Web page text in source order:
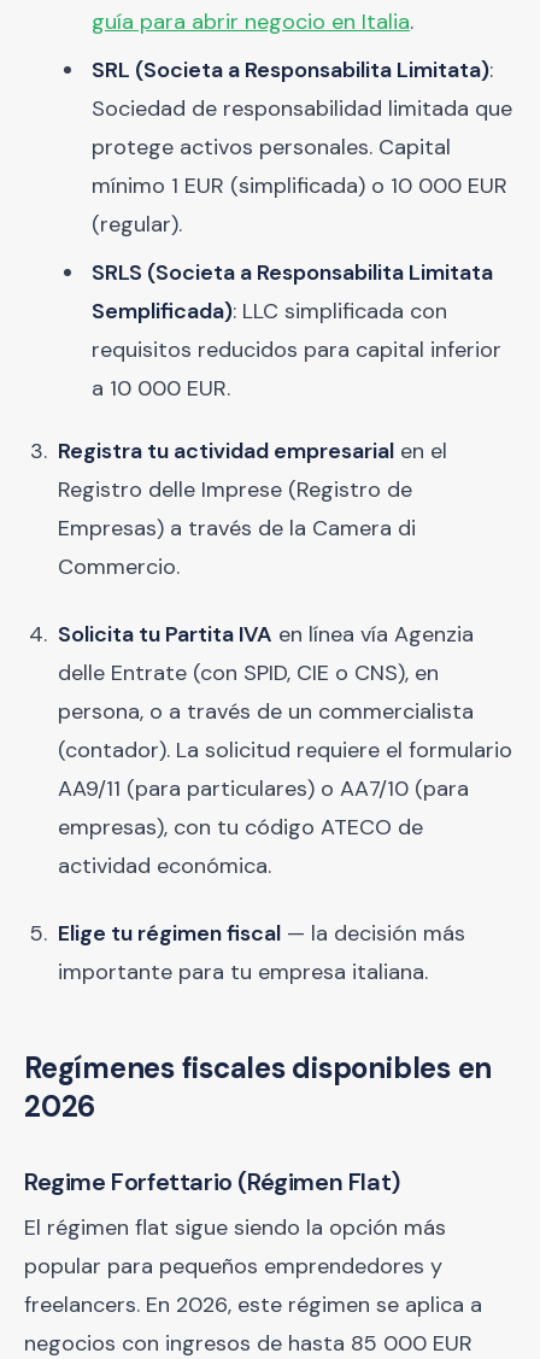
guía para abrir negocio en Italia.
SRL (Societa a Responsabilita Limitata):
Sociedad de responsabilidad limitada que
protege activos personales. Capital
mínimo 1 EUR (simplificada) o 10 000 EUR
(regular).
SRLS (Societa a Responsabilita Limitata
Semplificada): LLC simplificada con
requisitos reducidos para capital inferior
a 10 000 EUR.
Registra tu actividad empresarial en el
Registro delle Imprese (Registro de
Empresas) a través de la Camera di
Commercio.
Solicita tu Partita IVA en línea vía Agenzia
delle Entrate (con SPID, CIE o CNS), en
persona, o a través de un commercialista
(contador). La solicitud requiere el formulario
AA9/11 (para particulares) o AA7/10 (para
empresas), con tu código ATECO de
actividad económica.
Elige tu régimen fiscal — la decisión más
importante para tu empresa italiana.
Regímenes fiscales disponibles en
2026
Regime Forfettario (Régimen Flat)
El régimen flat sigue siendo la opción más
popular para pequeños emprendedores y
freelancers. En 2026, este régimen se aplica a
negocios con ingresos de hasta 85 000 EUR